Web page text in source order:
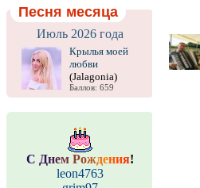
Песня месяца
Июль 2026 года
Крылья моей
любви
(Jalagonia)
Баллов: 659
С Днем Рождения!
leon4763